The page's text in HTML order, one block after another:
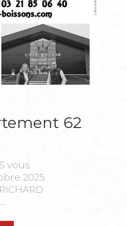
62
vous
2025